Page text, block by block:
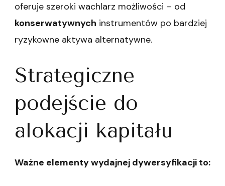
oferuje szeroki wachlarz możliwości – od
konserwatywnych instrumentów po bardziej
ryzykowne aktywa alternatywne.
Strategiczne
podejście do
alokacji kapitału
Ważne elementy wydajnej dywersyfikacji to: